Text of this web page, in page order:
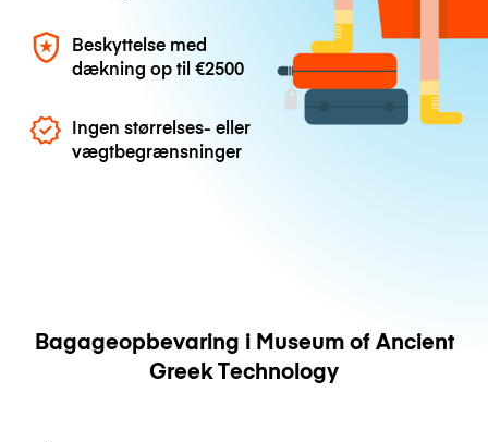
Beskyttelse med
dækning op til€2500
Ingen størrelses- eller
vægtbegrænsninger
Bagageopbevaring i Museum of Ancient
Greek Technology